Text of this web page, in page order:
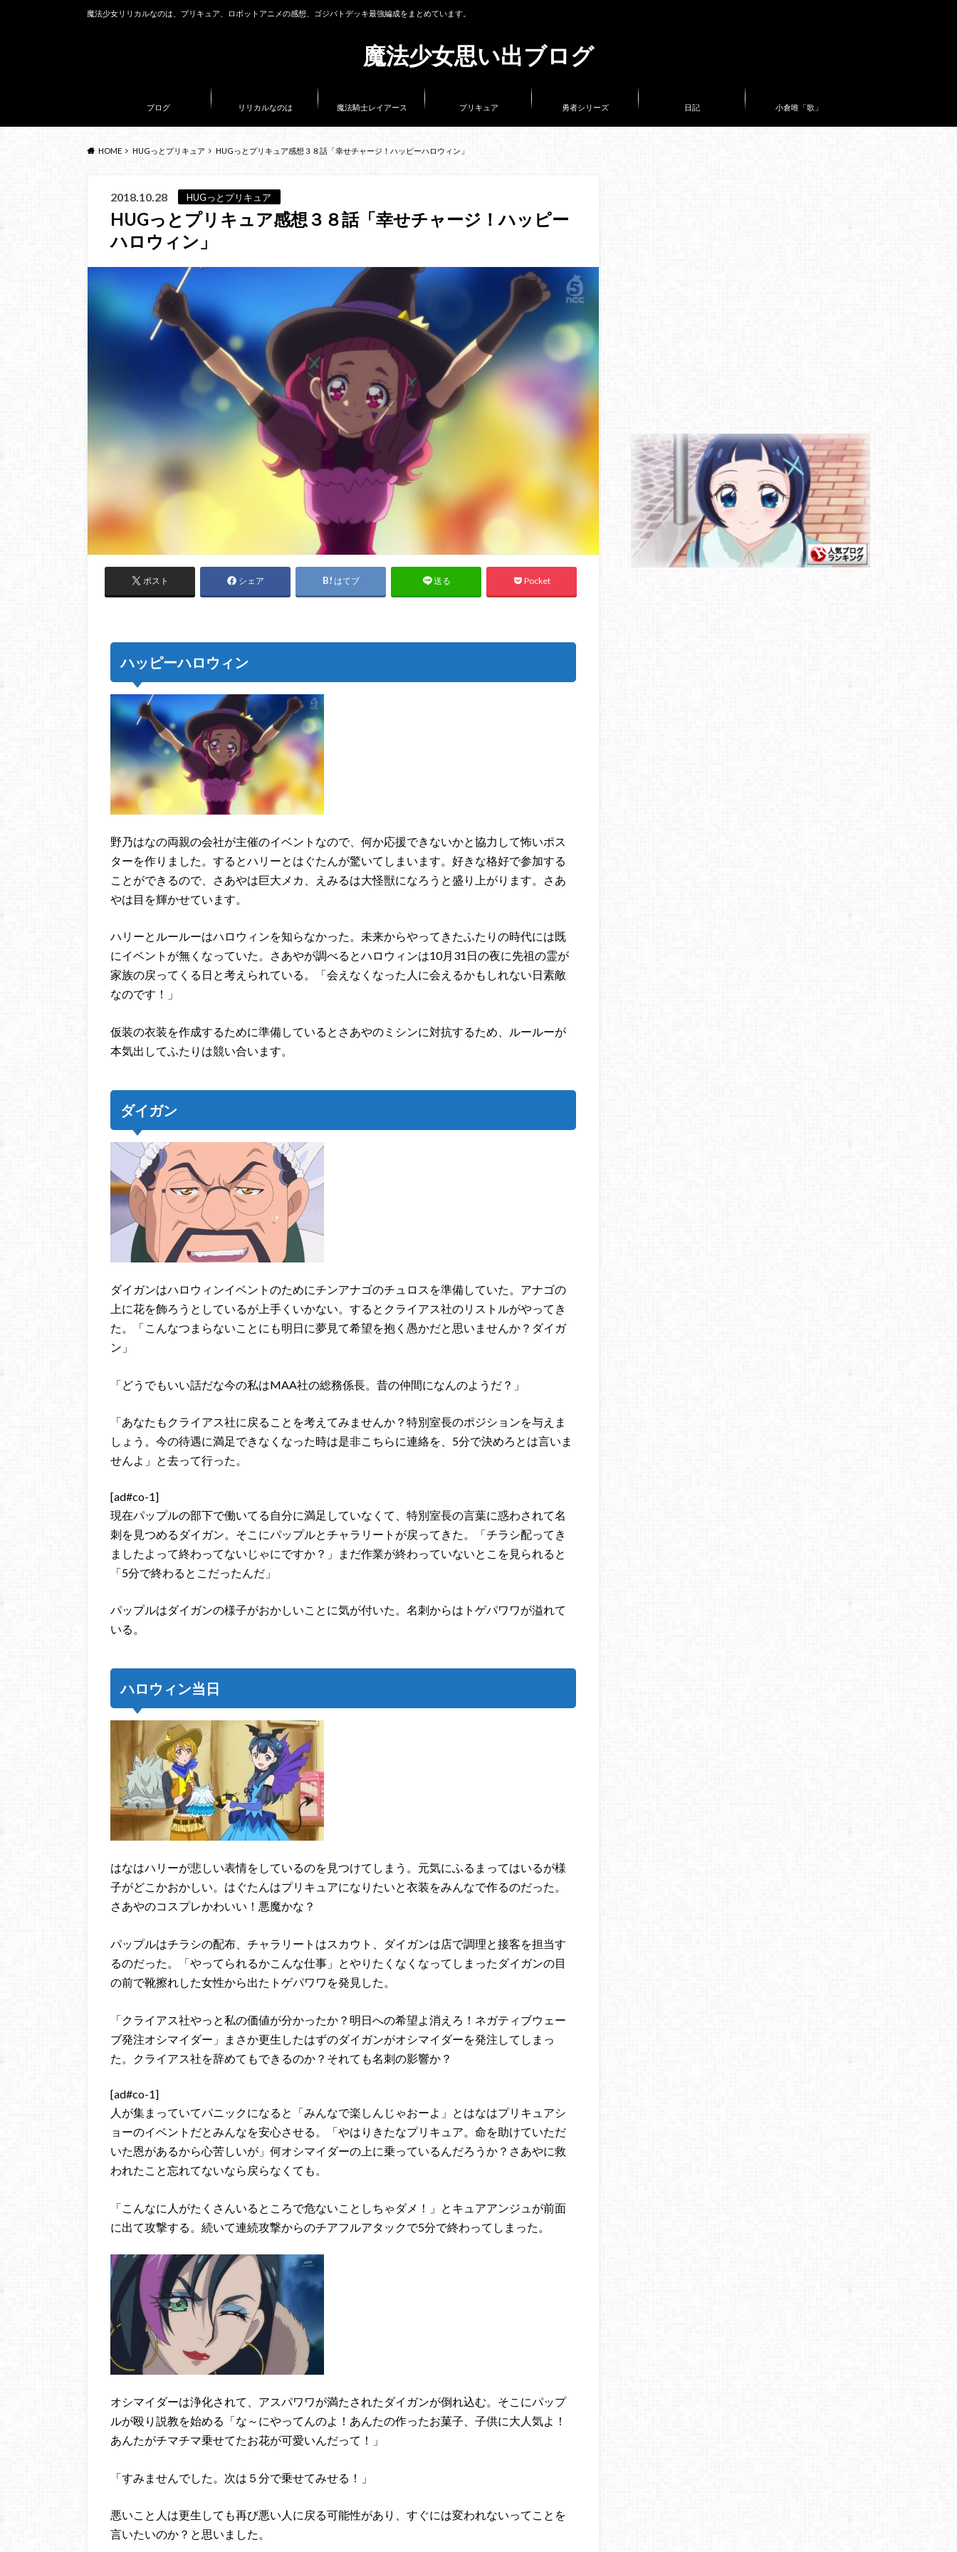
魔法少女思い出ブログ
魔法少女リリカルなのは、プリキュア、ロボットアニメの感想、ゴジバトデッキ最強編成をまとめています。
ブログ リリカルなのは 魔法騎士レイアース プリキュア 勇者シリーズ 日記 小倉唯「歌」
HOME HUGっとプリキュア HUGっとプリキュア感想３８話「幸せチャージ！ハッピーハロウィン」
2018.10.28 HUGっとプリキュア
HUGっとプリキュア感想３８話「幸せチャージ！ハッピー
ハロウィン」
ポスト シェア はてブ 送る Pocket
ハッピーハロウィン
野乃はなの両親の会社が主催のイベントなので、何か応援できないかと協力して怖いポス
ターを作りました。するとハリーとはぐたんが驚いてしまいます。好きな格好で参加する
ことができるので、さあやは巨大メカ、えみるは大怪獣になろうと盛り上がります。さあ
やは目を輝かせています。
ハリーとルールーはハロウィンを知らなかった。未来からやってきたふたりの時代には既
にイベントが無くなっていた。さあやが調べるとハロウィンは10月31日の夜に先祖の霊が
家族の戻ってくる日と考えられている。「会えなくなった人に会えるかもしれない日素敵
なのです！」
仮装の衣装を作成するために準備しているとさあやのミシンに対抗するため、ルールーが
本気出してふたりは競い合います。
ダイガン
ダイガンはハロウィンイベントのためにチンアナゴのチュロスを準備していた。アナゴの
上に花を飾ろうとしているが上手くいかない。するとクライアス社のリストルがやってき
た。「こんなつまらないことにも明日に夢見て希望を抱く愚かだと思いませんか？ダイガ
ン」
「どうでもいい話だな今の私はMAA社の総務係長。昔の仲間になんのようだ？」
「あなたもクライアス社に戻ることを考えてみませんか？特別室長のポジションを与えま
しょう。今の待遇に満足できなくなった時は是非こちらに連絡を、5分で決めろとは言いま
せんよ」と去って行った。
[ad#co-1]
現在パップルの部下で働いてる自分に満足していなくて、特別室長の言葉に惑わされて名
刺を見つめるダイガン。そこにパップルとチャラリートが戻ってきた。「チラシ配ってき
ましたよって終わってないじゃにですか？」まだ作業が終わっていないとこを見られると
「5分で終わるとこだったんだ」
パップルはダイガンの様子がおかしいことに気が付いた。名刺からはトゲパワワが溢れて
いる。
ハロウィン当日
はなはハリーが悲しい表情をしているのを見つけてしまう。元気にふるまってはいるが様
子がどこかおかしい。はぐたんはプリキュアになりたいと衣装をみんなで作るのだった。
さあやのコスプレかわいい！悪魔かな？
パップルはチラシの配布、チャラリートはスカウト、ダイガンは店で調理と接客を担当す
るのだった。「やってられるかこんな仕事」とやりたくなくなってしまったダイガンの目
の前で靴擦れした女性から出たトゲパワワを発見した。
「クライアス社やっと私の価値が分かったか？明日への希望よ消えろ！ネガティブウェー
ブ発注オシマイダー」まさか更生したはずのダイガンがオシマイダーを発注してしまっ
た。クライアス社を辞めてもできるのか？それても名刺の影響か？
[ad#co-1]
人が集まっていてパニックになると「みんなで楽しんじゃおーよ」とはなはプリキュアシ
ョーのイベントだとみんなを安心させる。「やはりきたなプリキュア。命を助けていただ
いた恩があるから心苦しいが」何オシマイダーの上に乗っているんだろうか？さあやに救
われたこと忘れてないなら戻らなくても。
「こんなに人がたくさんいるところで危ないことしちゃダメ！」とキュアアンジュが前面
に出て攻撃する。続いて連続攻撃からのチアフルアタックで5分で終わってしまった。
オシマイダーは浄化されて、アスパワワが満たされたダイガンが倒れ込む。そこにパップ
ルが殴り説教を始める「な～にやってんのよ！あんたの作ったお菓子、子供に大人気よ！
あんたがチマチマ乗せてたお花が可愛いんだって！」
「すみませんでした。次は５分で乗せてみせる！」
悪いこと人は更生しても再び悪い人に戻る可能性があり、すぐには変われないってことを
言いたいのか？と思いました。